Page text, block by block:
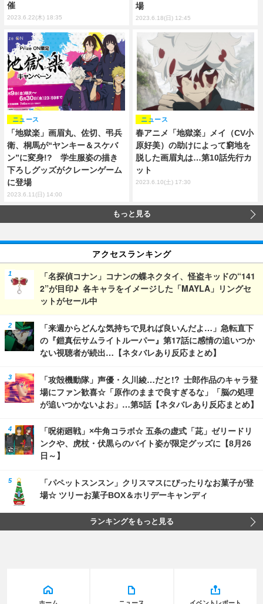
催
2023.6.22(木) 18:35
場
2023.6.18(日) 12:45
「地獄楽」画眉丸、佐切、弔兵
衛、桐馬が“ヤンキー＆スケバ
ン”に変身!? 学生服姿の描き
下ろしグッズがクレーンゲーム
に登場
ニュース
2023.6.11(日) 14:00
春アニメ「地獄楽」メイ（CV小
原好美）の助けによって窮地を
脱した画眉丸は…第10話先行カ
ット
ニュース
2023.6.10(土) 17:30
もっと見る
アクセスランキング
「名探偵コナン」コナンの蝶ネクタイ、怪盗キッドの“141
2”が目印♪ 各キャラをイメージした「MAYLA」リングセ
ットがセール中
「来週からどんな気持ちで見れば良いんだよ…」急転直下
の『鎧真伝サムライトルーパー』第17話に感情の追いつか
ない視聴者が続出…【ネタバレあり反応まとめ】
「攻殻機動隊」声優・久川綾…だと!? 士郎作品のキャラ登
場にファン歓喜☆「原作のままで良すぎるな」「脳の処理
が追いつかないよお」…第5話【ネタバレあり反応まとめ】
「呪術廻戦」×牛角コラボ☆ 五条の虚式「茈」ゼリードリ
ンクや、虎杖・伏黒らのバイト姿が限定グッズに【8月26
日～】
「パペットスンスン」クリスマスにぴったりなお菓子が登
場☆ ツリーお菓子BOX＆ホリデーキャンディ
ランキングをもっと見る